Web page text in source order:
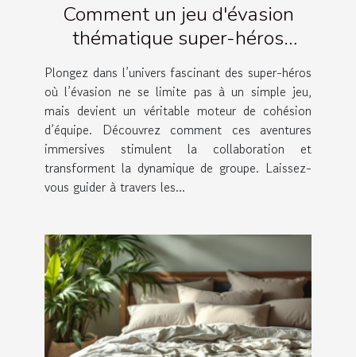
Comment un jeu d'évasion
thématique super-héros
renforce la cohésion d'équipe ?
Plongez dans l’univers fascinant des super-héros
où l’évasion ne se limite pas à un simple jeu,
mais devient un véritable moteur de cohésion
d’équipe. Découvrez comment ces aventures
immersives stimulent la collaboration et
transforment la dynamique de groupe. Laissez-
vous guider à travers les...